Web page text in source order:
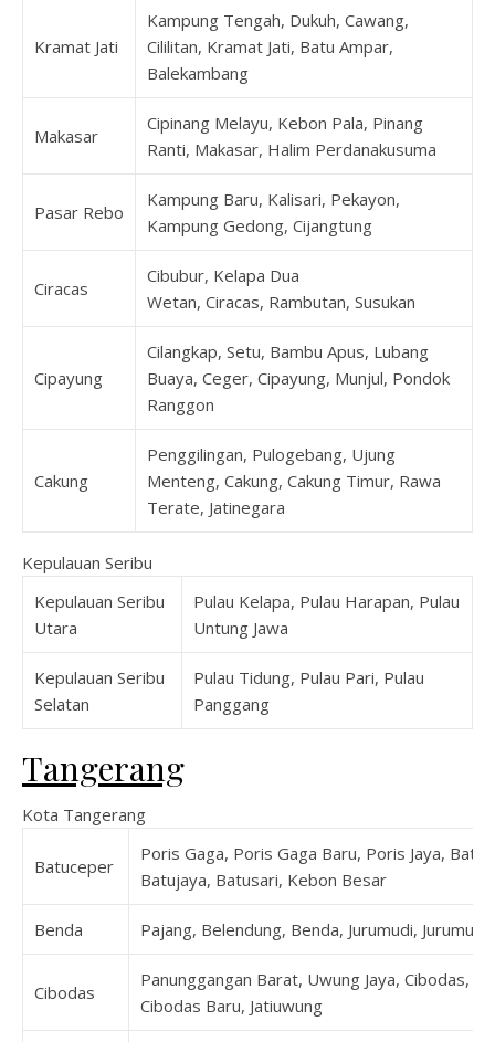
Kramat Jati
Kampung Tengah, Dukuh, Cawang,
Cililitan, Kramat Jati, Batu Ampar,
Balekambang
Makasar
Cipinang Melayu, Kebon Pala, Pinang
Ranti, Makasar, Halim Perdanakusuma
Pasar Rebo
Kampung Baru, Kalisari, Pekayon,
Kampung Gedong, Cijangtung
Ciracas
Cibubur, Kelapa Dua
Wetan, Ciracas, Rambutan, Susukan
Cipayung
Cilangkap, Setu, Bambu Apus, Lubang
Buaya, Ceger, Cipayung, Munjul, Pondok
Ranggon
Cakung
Penggilingan, Pulogebang, Ujung
Menteng, Cakung, Cakung Timur, Rawa
Terate, Jatinegara
Kepulauan Seribu
Kepulauan Seribu
Utara
Pulau Kelapa, Pulau Harapan, Pulau
Untung Jawa
Kepulauan Seribu
Selatan
Pulau Tidung, Pulau Pari, Pulau
Panggang
Tangerang
Kota Tangerang
Batuceper
Poris Gaga, Poris Gaga Baru, Poris Jaya,
Batujaya, Batusari, Kebon Besar
Benda Pajang, Belendung, Benda, Jurumudi, Jurumudi
Cibodas
Panunggangan Barat, Uwung Jaya, Cibodas,
Cibodas Baru, Jatiuwung